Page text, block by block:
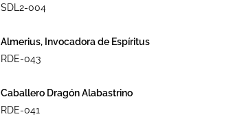
SDL2-004
Almerius, Invocadora de Espíritus
RDE-043
Caballero Dragón Alabastrino
RDE-041